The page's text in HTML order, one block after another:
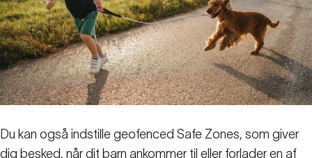
Du kan også indstille geofenced Safe Zones, som giver
dig besked, når dit barn ankommer til eller forlader en af